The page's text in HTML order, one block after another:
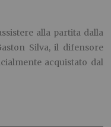
alla partita dalla
Silva, il difensore
acquistato dal